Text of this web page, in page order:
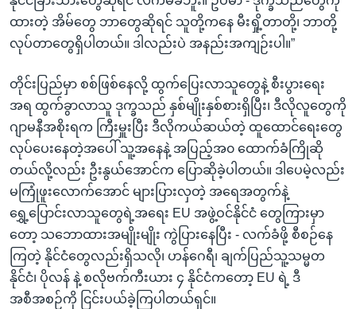
ထားတဲ့ အိမ်တွေ ဘာတွေဆိုရင် သူတို့ကနေ မီးရှို့တာတို့၊ ဘာတို့
လုပ်တာတွေရှိပါတယ်။ ဒါလည်းပဲ အနည်းအကျဉ်းပါ။”
တိုင်းပြည်မှာ စစ်ဖြစ်နေလို့ ထွက်ပြေးလာသူတွေနဲ့ စီးပွားရေး
အရ ထွက်ခွာလာသူ ဒုက္ခသည် နှစ်မျိုးနှစ်စားရှိပြီး၊ ဒီလိုလူတွေကို
ဂျာမနီအစိုးရက ကြီးမှူးပြီး ဒီလိုကယ်ဆယ်တဲ့ ထူထောင်ရေးတွေ
လုပ်ပေးနေတဲ့အပေါ် သူ့အနေနဲ့ အပြည့်အ၀ ထောက်ခံကြိုဆို
တယ်လို့လည်း ဦးနွယ်အောင်က ပြောဆိုခဲ့ပါတယ်။ ဒါပေမဲ့လည်း
မကြုံဖူးလောက်အောင် များပြားလှတဲ့ အရေအတွက်နဲ့
ရွှေ့ပြောင်းလာသူတွေရဲ့အရေး EU အဖွဲ့ဝင်နိုင်ငံ တွေကြားမှာ
တော့ သဘောထားအမျိုးမျိုး ကွဲပြားနေပြီး - လက်ခံဖို့ စီစဉ်နေ
ကြတဲ့ နိုင်ငံတွေလည်းရှိသလို၊ ဟန်ဂေရီ၊ ချက်ပြည်သူ့သမ္မတ
နိုင်ငံ၊ ပိုလန် နဲ့ စလိုဗက်ကီးယား ၄ နိုင်ငံကတော့ EU ရဲ့ ဒီ
အစီအစဉ်ကို ငြင်းပယ်ခဲ့ကြပါတယ်ရှင်။